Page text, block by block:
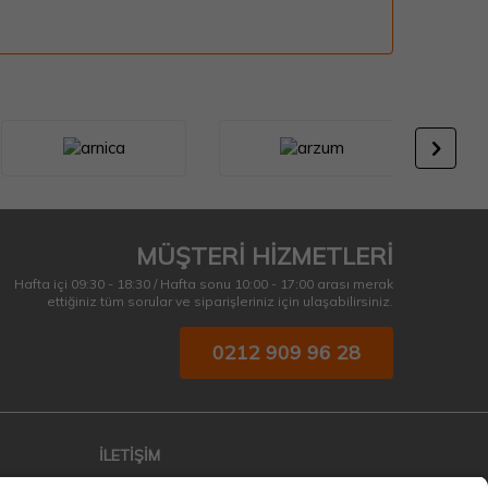
MÜŞTERİ HİZMETLERİ
Hafta içi 09:30 - 18:30 / Hafta sonu 10:00 - 17:00 arası merak
ettiğiniz tüm sorular ve siparişleriniz için ulaşabilirsiniz.
0212 909 96 28
İLETİŞİM